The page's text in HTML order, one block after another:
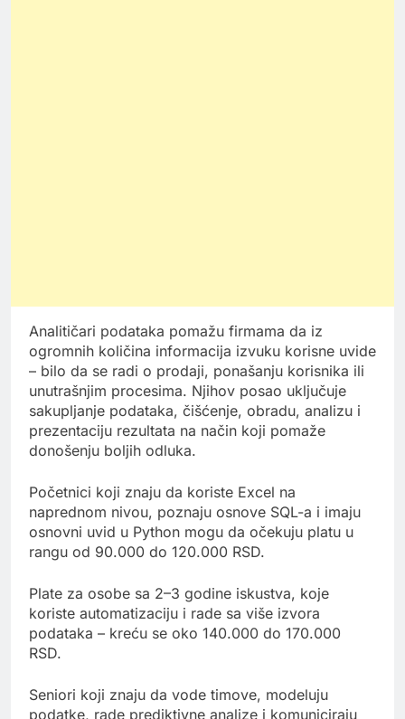
Analitičari podataka pomažu firmama da iz
ogromnih količina informacija izvuku korisne uvide
– bilo da se radi o prodaji, ponašanju korisnika ili
unutrašnjim procesima. Njihov posao uključuje
sakupljanje podataka, čišćenje, obradu, analizu i
prezentaciju rezultata na način koji pomaže
donošenju boljih odluka.
Početnici koji znaju da koriste Excel na
naprednom nivou, poznaju osnove SQL-a i imaju
osnovni uvid u Python mogu da očekuju platu u
rangu od 90.000 do 120.000 RSD.
Plate za osobe sa 2–3 godine iskustva, koje
koriste automatizaciju i rade sa više izvora
podataka – kreću se oko 140.000 do 170.000
RSD.
Seniori koji znaju da vode timove, modeluju
podatke, rade prediktivne analize i komuniciraju